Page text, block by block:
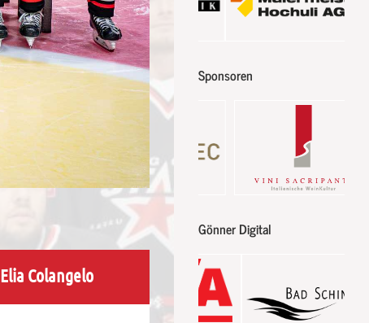
Elia Colangelo
Sponsoren
Gönner Digital